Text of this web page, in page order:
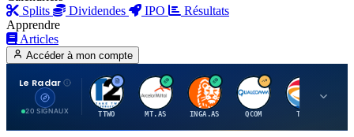
Splits
Dividendes IPO
Résultats
Apprendre
Articles
Accéder à mon compte
Le Radar
20 SIGNAUX
T
TTWO
A
MT.AS
I
INGA.AS
Q
QCOM
T
TTE